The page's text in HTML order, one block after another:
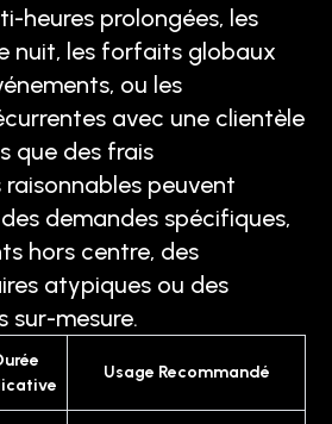
heures prolongées, les
nuit, les forfaits globaux
ou les
avec une clientèle
que des frais
peuvent
demandes spécifiques,
hors centre, des
atypiques ou des
sur-mesure.
Usage Recommandé